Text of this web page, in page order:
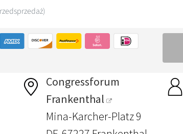
Congressforum
Frankenthal
Mina-Karcher-Platz 9